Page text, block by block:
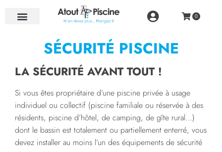
SÉCURITÉ PISCINE
LA SÉCURITÉ AVANT TOUT !
Si vous êtes propriétaire d’une piscine privée à usage
individuel ou collectif (piscine familiale ou réservée à des
résidents, piscine d’hôtel, de camping, de gîte rural…)
dont le bassin est totalement ou partiellement enterré, vous
devez installer au moins l’un des équipements de sécurité